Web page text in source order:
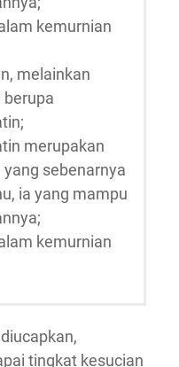
kemurnian
melainkan
berupa
merupakan
sebenarnya
ia yang mampu
kemurnian
tingkat kesucian